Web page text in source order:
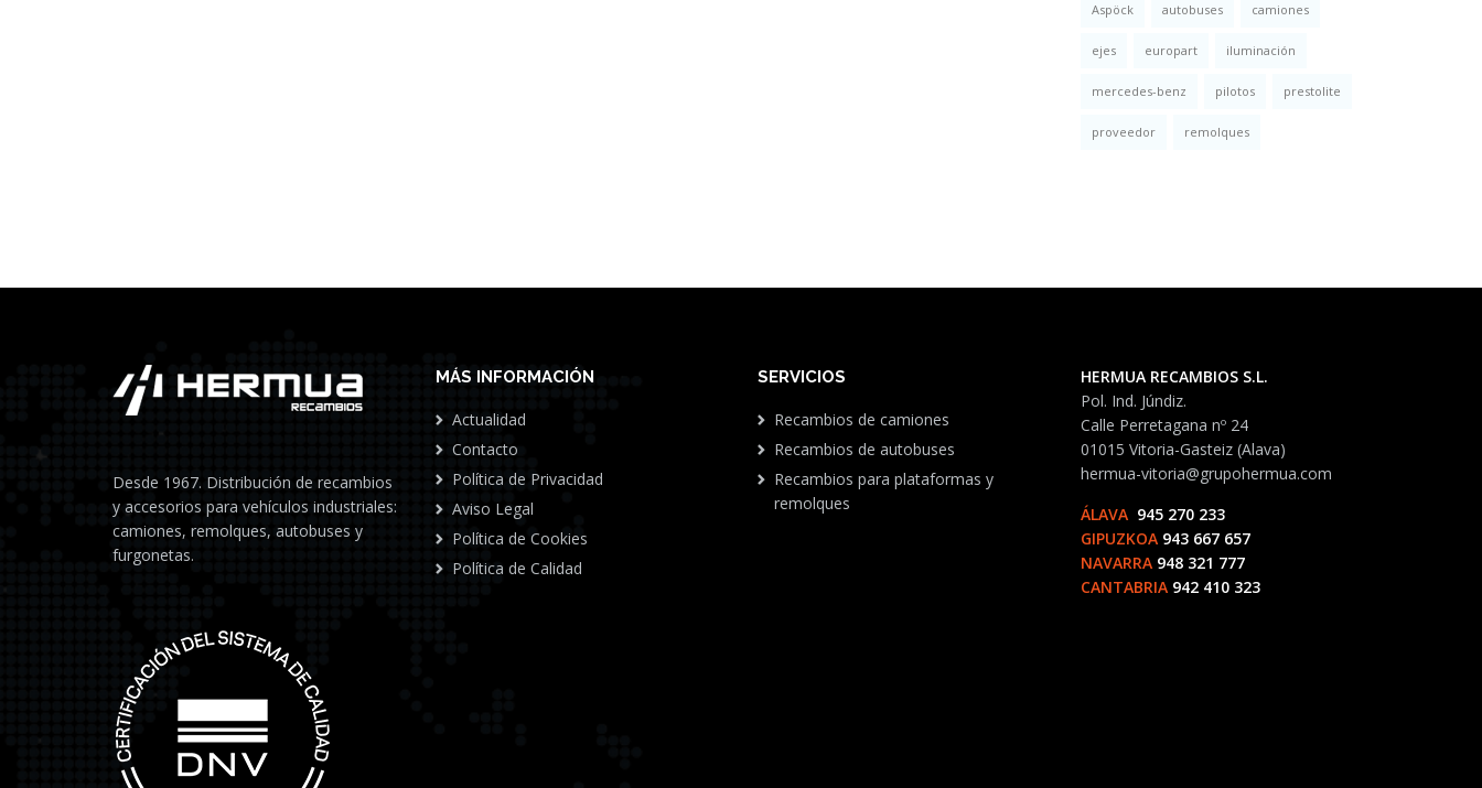
Aspöck autobuses camiones
ejes europart iluminación
mercedes-benz pilotos prestolite
proveedor remolques
Desde 1967. Distribución de recambios
y accesorios para vehículos industriales:
camiones, remolques, autobuses y
furgonetas.
MÁS INFORMACIÓN
Actualidad
Contacto
Política de Privacidad
Aviso Legal
Política de Cookies
Política de Calidad
SERVICIOS
Recambios de camiones
Recambios de autobuses
Recambios para plataformas y
remolques
HERMUA RECAMBIOS S.L.
Pol. Ind. Júndiz.
Calle Perretagana nº 24
01015 Vitoria-Gasteiz (Alava)
hermua-vitoria@grupohermua.com
ÁLAVA 945 270 233
GIPUZKOA 943 667 657
NAVARRA 948 321 777
CANTABRIA 942 410 323